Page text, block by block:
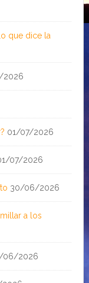
que dice la
2026
01/07/2026
07/2026
30/06/2026
a los
06/2026